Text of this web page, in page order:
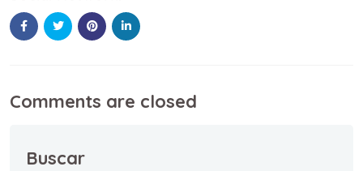
Comments are closed
Buscar